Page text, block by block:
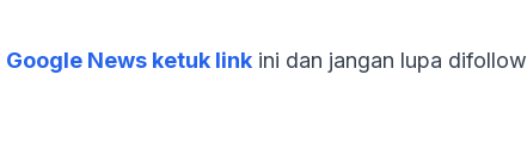
Google News ketuk link ini dan jangan lupa difollow